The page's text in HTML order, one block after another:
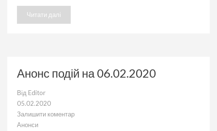
Читати далі
Анонс подій на 06.02.2020
Від Editor
05.02.2020
Залишити коментар
до
Анонси